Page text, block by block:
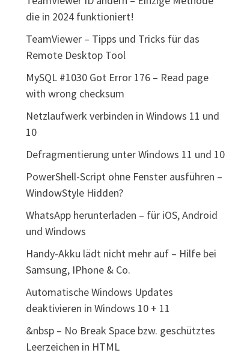
die in 2024 funktioniert!
TeamViewer – Tipps und Tricks für das
Remote Desktop Tool
MySQL #1030 Got Error 176 – Read page
with wrong checksum
Netzlaufwerk verbinden in Windows 11 und
10
Defragmentierung unter Windows 11 und 10
PowerShell-Script ohne Fenster ausführen –
WindowStyle Hidden?
WhatsApp herunterladen – für iOS, Android
und Windows
Handy-Akku lädt nicht mehr auf – Hilfe bei
Samsung, IPhone & Co.
Automatische Windows Updates
deaktivieren in Windows 10 + 11
&nbsp – No Break Space bzw. geschütztes
Leerzeichen in HTML